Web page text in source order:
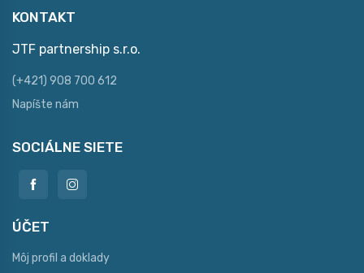
KONTAKT
JTF partnership s.r.o.
(+421) 908 700 612
Napíšte nám
SOCIÁLNE SIETE
ÚČET
Môj profil a doklady